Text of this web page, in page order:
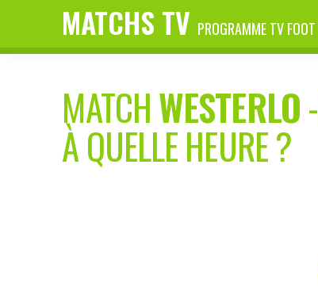
MATCHS TV PROGRAMME TV FOOT
MATCHWESTERLO-
À QUELLE HEURE ?